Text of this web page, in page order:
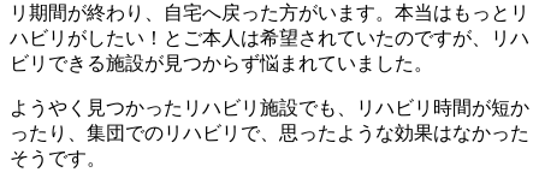
リ期間が終わり、自宅へ戻った方がいます。本当はもっとリ
ハビリがしたい！とご本人は希望されていたのですが、リハ
ビリできる施設が見つからず悩まれていました。
ようやく見つかったリハビリ施設でも、リハビリ時間が短か
ったり、集団でのリハビリで、思ったような効果はなかった
そうです。